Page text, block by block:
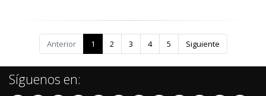
Anterior 1 2 3 4 5 Siguiente
Síguenos en: